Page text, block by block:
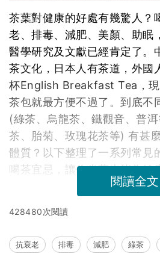
茶葉對健康的好處有幾驚人？
老、排毒、減肥、美顏、助眠
醫學研究及文獻已經肯定了。
茶文化，日本人有茶道，外國
杯English Breakfast Tea，
茶包就最方便不過了。到底不
(綠茶、烏龍茶、鐵觀音、普
茶、胎菊、玫瑰花茶等) 有甚
體質？以下整理了一系列常見
喝茶宜忌，讓你坐著也能為健
閱讀全文
428480次閱讀
抗衰老 排毒 減肥 綠茶